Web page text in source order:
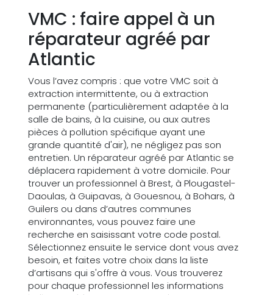
VMC : faire appel à un
réparateur agréé par
Atlantic
Vous l’avez compris : que votre VMC soit à
extraction intermittente, ou à extraction
permanente (particulièrement adaptée à la
salle de bains, à la cuisine, ou aux autres
pièces à pollution spécifique ayant une
grande quantité d'air), ne négligez pas son
entretien. Un réparateur agréé par Atlantic se
déplacera rapidement à votre domicile. Pour
trouver un professionnel à Brest, à Plougastel-
Daoulas, à Guipavas, à Gouesnou, à Bohars, à
Guilers ou dans d’autres communes
environnantes, vous pouvez faire une
recherche en saisissant votre code postal.
Sélectionnez ensuite le service dont vous avez
besoin, et faites votre choix dans la liste
d’artisans qui s'offre à vous. Vous trouverez
pour chaque professionnel les informations